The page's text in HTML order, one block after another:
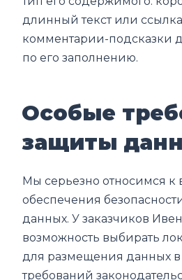
длинный текст или
комментарии-подсказки
по его заполнению.
Особые
защиты
Мы серьезно относимся к
обеспечения
данных. У заказчиков
возможность выбирать
для размещения данных в
требований